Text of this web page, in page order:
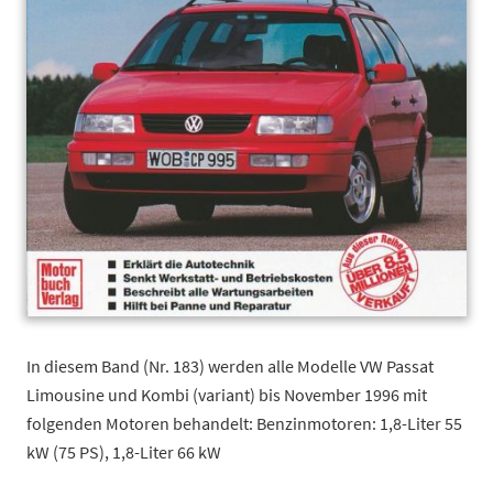
In diesem Band (Nr. 183) werden alle Modelle VW Passat
Limousine und Kombi (variant) bis November 1996 mit
folgenden Motoren behandelt: Benzinmotoren: 1,8-Liter 55
kW (75 PS), 1,8-Liter 66 kW